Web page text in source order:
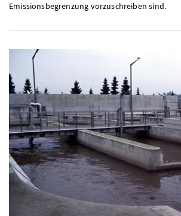
Emissionsbegrenzung vorzuschreiben sind.